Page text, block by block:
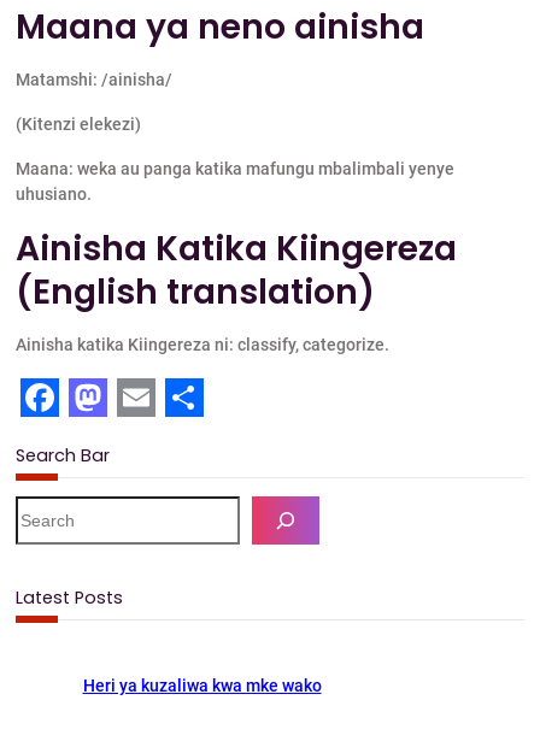
Maana ya neno ainisha
Matamshi: /ainisha/
(Kitenzi elekezi)
Maana: weka au panga katika mafungu mbalimbali yenye
uhusiano.
Ainisha Katika Kiingereza
(English translation)
Ainisha katika Kiingereza ni: classify, categorize.
a
c
e
b
o
a
s
t
o
d
o
n
m
a
i
l
h
a
r
Search Bar
e
c
Latest Posts
Heri ya kuzaliwa kwa mke wako